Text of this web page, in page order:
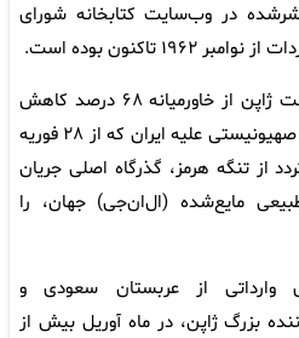
در وب‌سایت کتابخانه شورای
تاکنون بوده است.
داده‌ها نشان داد که واردات نفت ژاپن از خاورمیانه ۶۸ درصد کاهش
یافته است. جنگ آمریکا و رژیم صهیونیستی علیه ایران که از ۲۸ فوریه
آغاز شد، تردد از تنگه هرمز، گذرگاه اصلی جریان
مایع‌شده (ال‌ان‌جی) جهان، را
وارداتی از عربستان سعودی و
بزرگ ژاپن، در ماه آوریل بیش از